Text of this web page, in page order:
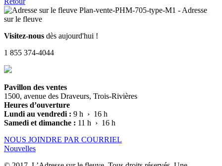
Visitez-nous dès aujourd'hui !
1 855 374-4044
Pavillon des ventes
1500, avenue des Draveurs, Trois-Rivières
Heures d’ouverture
Lundi au vendredi : 9 h › 16 h
Samedi et dimanche : 11 h › 16 h
NOUS JOINDRE PAR COURRIEL
Nouvelles